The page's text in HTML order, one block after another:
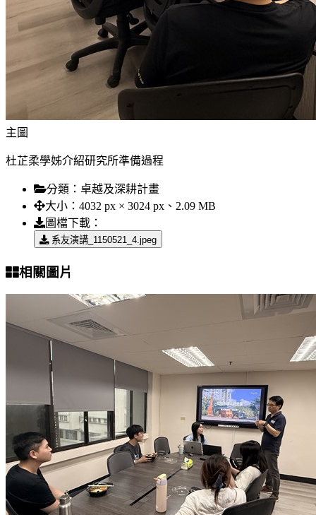
主圖
杜芷柔學姊介紹研究所準備過程
分類： 卓越及深耕計畫
大小： 4032 px × 3024 px、2.09 MB
圖檔下載：
系友演講_1150521_4.jpeg
相關圖片